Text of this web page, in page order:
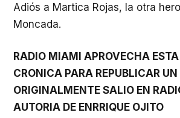
Adiós a Martica Rojas, la otra
Moncada.
RADIO MIAMI APROVECHA
CRONICA PARA REPUBLICAR
ORIGINALMENTE SALIO EN
AUTORIA DE ENRRIQUE OJITO